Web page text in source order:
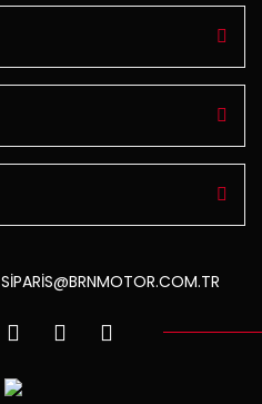
SİPARİS@BRNMOTOR.COM.TR